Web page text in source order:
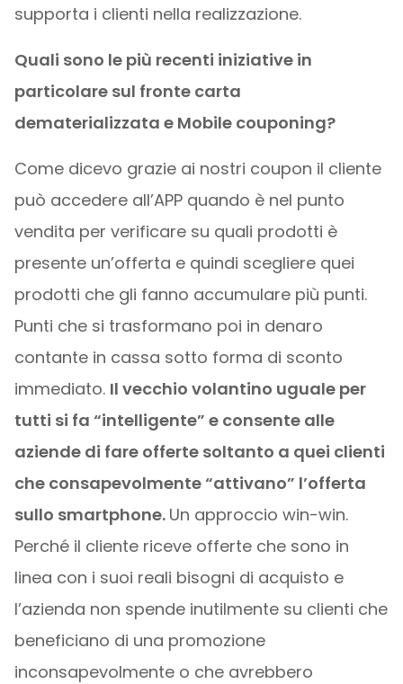
supporta i clienti nella realizzazione.
Quali sono le più recenti iniziative in
particolare sul fronte carta
dematerializzata e Mobile couponing?
Come dicevo grazie ai nostri coupon il cliente
può accedere all’APP quando è nel punto
vendita per verificare su quali prodotti è
presente un’offerta e quindi scegliere quei
prodotti che gli fanno accumulare più punti.
Punti che si trasformano poi in denaro
contante in cassa sotto forma di sconto
immediato. Il vecchio volantino uguale per
tutti si fa “intelligente” e consente alle
aziende di fare offerte soltanto a quei clienti
che consapevolmente “attivano” l’offerta
sullo smartphone. Un approccio win-win.
Perché il cliente riceve offerte che sono in
linea con i suoi reali bisogni di acquisto e
l’azienda non spende inutilmente su clienti che
beneficiano di una promozione
inconsapevolmente o che avrebbero